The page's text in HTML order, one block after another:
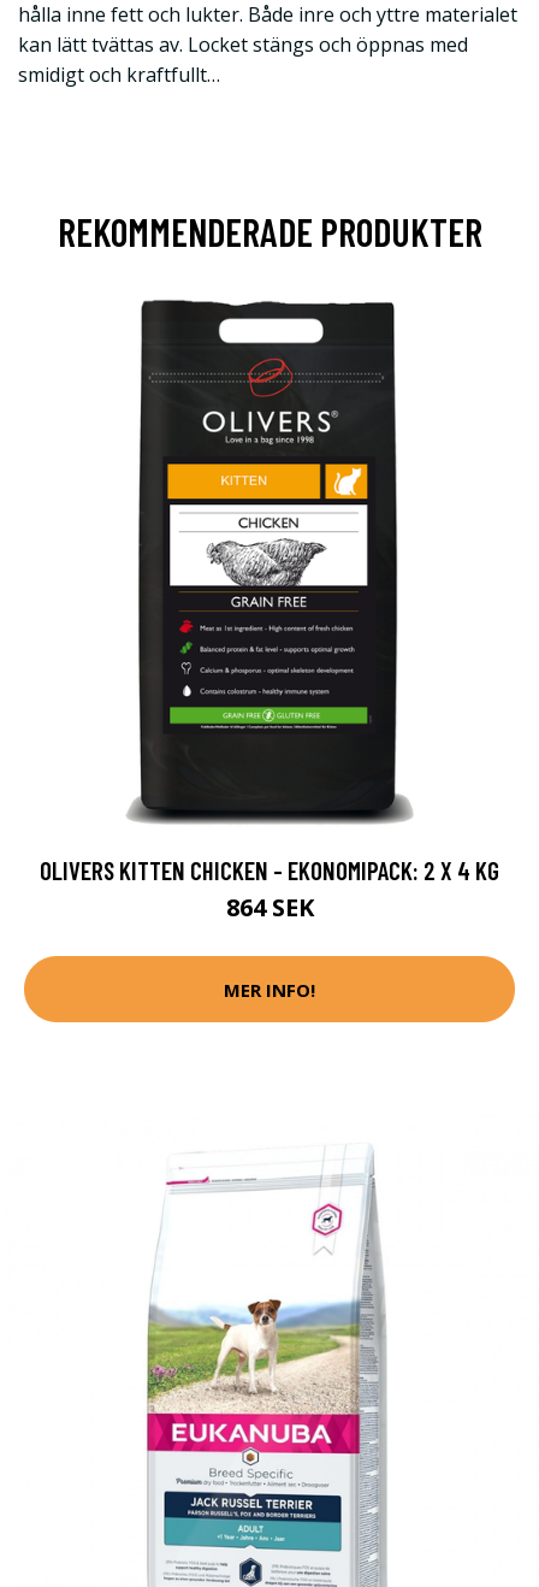
hålla inne fett och lukter. Både inre och yttre materialet
kan lätt tvättas av. Locket stängs och öppnas med
smidigt och kraftfullt…
REKOMMENDERADE PRODUKTER
OLIVERS KITTEN CHICKEN - EKONOMIPACK: 2 X 4 KG
864 SEK
MER INFO!